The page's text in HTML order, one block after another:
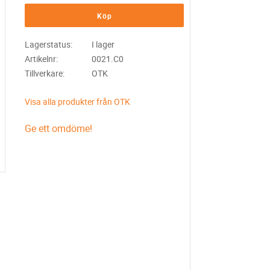
Köp
Lagerstatus
I lager
Artikelnr
0021.C0
Tillverkare
OTK
Visa alla produkter från OTK
Ge ett omdöme!